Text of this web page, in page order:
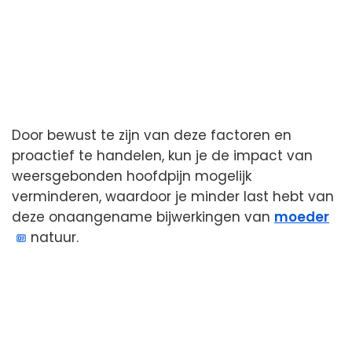
Door bewust te zijn van deze factoren en
proactief te handelen, kun je de impact van
weersgebonden hoofdpijn mogelijk
verminderen, waardoor je minder last hebt van
deze onaangename bijwerkingen van moeder
natuur.